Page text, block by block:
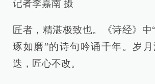
记者李嘉南 摄
匠者，精湛极致也。《诗经》中
琢如磨”的诗句吟诵千年。岁
迭，匠心不改。